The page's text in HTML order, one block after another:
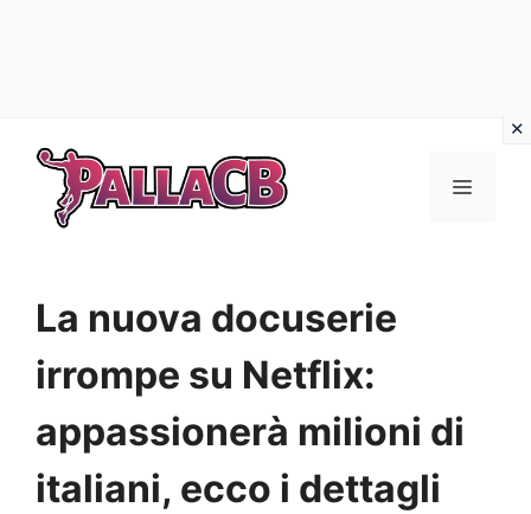
contenuto
Menu
La nuova docuserie
irrompe su Netflix:
appassionerà milioni di
italiani, ecco i dettagli